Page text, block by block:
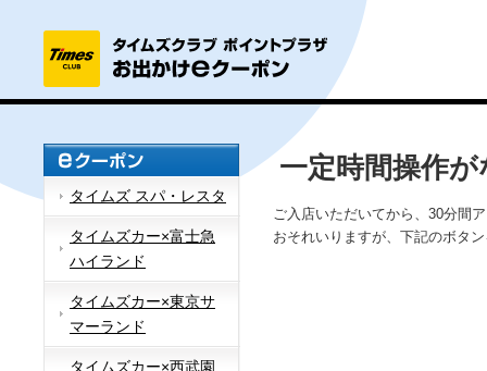
タイムズ スパ・レスタ
タイムズカー×富士急
ハイランド
タイムズカー×東京サ
マーランド
タイムズカー×西武園
一定時間操作
ご入店いただいてから、30分間
おそれいりますが、下記のボタ